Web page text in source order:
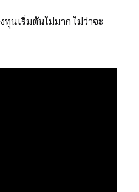
นเริ่มต้นไม่มาก ไม่ว่าจะ